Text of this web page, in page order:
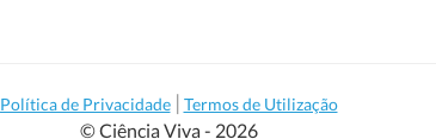
Política de Privacidade| Termos de Utilização
© Ciência Viva - 2026